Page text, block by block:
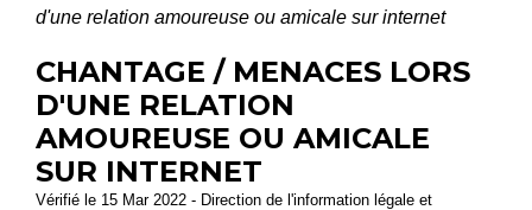
d'une relation amoureuse ou amicale sur internet
CHANTAGE / MENACES LORS
D'UNE RELATION
AMOUREUSE OU AMICALE
SUR INTERNET
Vérifié le 15 Mar 2022 - Direction de l'information légale et